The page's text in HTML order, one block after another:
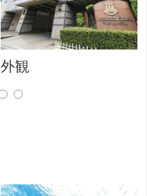
外観